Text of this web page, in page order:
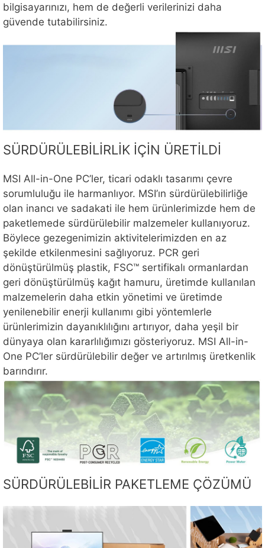
bilgisayarınızı, hem de değerli verilerinizi daha
güvende tutabilirsiniz.
SÜRDÜRÜLEBİLİRLİK İÇİN ÜRETİLDİ
MSI All-in-One PC’ler, ticari odaklı tasarımı çevre
sorumluluğu ile harmanlıyor. MSI’ın sürdürülebilirliğe
olan inancı ve sadakati ile hem ürünlerimizde hem de
paketlemede sürdürülebilir malzemeler kullanıyoruz.
Böylece gezegenimizin aktivitelerimizden en az
şekilde etkilenmesini sağlıyoruz. PCR geri
dönüştürülmüş plastik, FSC™ sertifikalı ormanlardan
geri dönüştürülmüş kağıt hamuru, üretimde kullanılan
malzemelerin daha etkin yönetimi ve üretimde
yenilenebilir enerji kullanımı gibi yöntemlerle
ürünlerimizin dayanıklılığını artırıyor, daha yeşil bir
dünyaya olan kararlılığımızı gösteriyoruz. MSI All-in-
One PC’ler sürdürülebilir değer ve artırılmış üretkenlik
barındırır.
SÜRDÜRÜLEBİLİR PAKETLEME ÇÖZÜMÜ